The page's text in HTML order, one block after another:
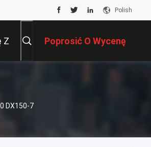
Polish
Z Poprosić O Wycenę
DX150-7